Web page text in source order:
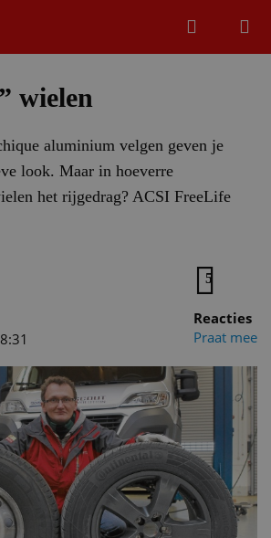
wielen
aluminium velgen geven je
look. Maar in hoeverre
het rijgedrag? ACSI FreeLife
5
Reacties
Praat mee